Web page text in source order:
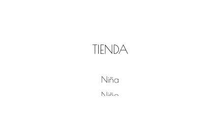
TIENDA
Niña
Niño